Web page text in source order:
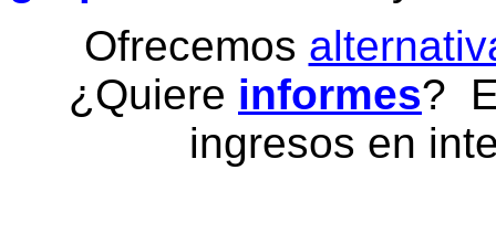
Ofrecemos
¿Quiere informes?
ingresos en